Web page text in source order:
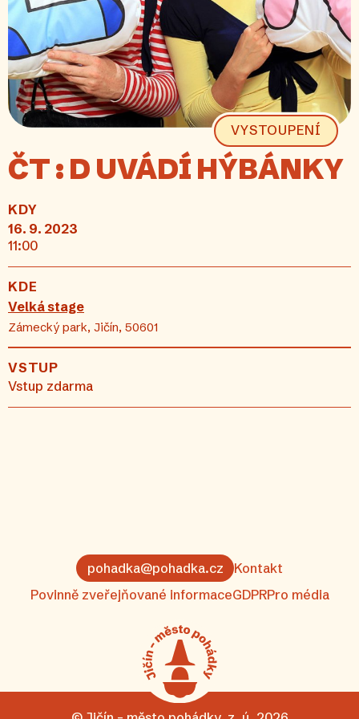
VYSTOUPENÍ
ČT : D UVÁDÍ HÝBÁNKY
KDY
16. 9. 2023
11:00
KDE
Velká stage
Zámecký park, Jičín, 50601
VSTUP
Vstup zdarma
pohadka@pohadka.cz
Kontakt
Povinně zveřejňované informaceGDPRPro média